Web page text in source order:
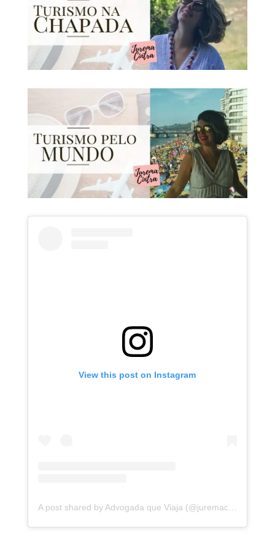
View this post on Instagram
A post shared by Advogada que Viaja (@juremacintra)